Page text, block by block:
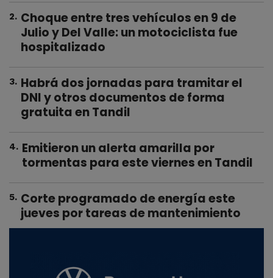
2. Choque entre tres vehículos en 9 de
Julio y Del Valle: un motociclista fue
hospitalizado
3. Habrá dos jornadas para tramitar el
DNI y otros documentos de forma
gratuita en Tandil
4. Emitieron un alerta amarilla por
tormentas para este viernes en Tandil
5. Corte programado de energía este
jueves por tareas de mantenimiento